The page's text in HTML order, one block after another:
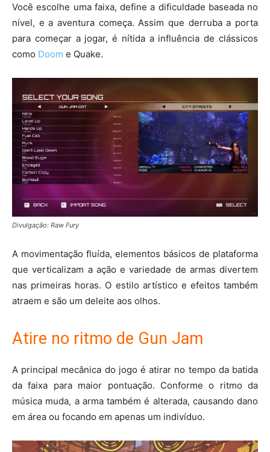
Você escolhe uma faixa, define a dificuldade baseada no
nível, e a aventura começa. Assim que derruba a porta
para começar a jogar, é nítida a influência de clássicos
como Doom e Quake.
Divulgação: Raw Fury
A movimentação fluída, elementos básicos de plataforma
que verticalizam a ação e variedade de armas divertem
nas primeiras horas. O estilo artístico e efeitos também
atraem e são um deleite aos olhos.
Atire no ritmo de Gun Jam
A principal mecânica do jogo é atirar no tempo da batida
da faixa para maior pontuação. Conforme o ritmo da
música muda, a arma também é alterada, causando dano
em área ou focando em apenas um indivíduo.